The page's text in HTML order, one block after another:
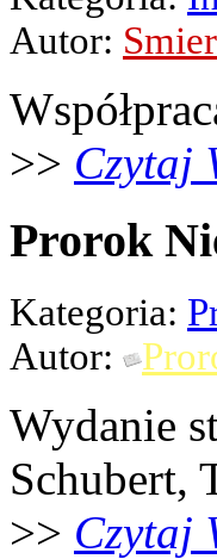
Autor:
>> Czytaj
Prorok
Kategoria:
Autor:
Wydanie
Schubert,
>> Czytaj